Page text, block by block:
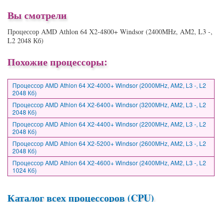
Вы смотрели
Процессор AMD Athlon 64 X2-4800+ Windsor (2400MHz, AM2, L3 -,
L2 2048 Кб)
Похожие процессоры:
Процессор AMD Athlon 64 X2-4000+ Windsor (2000MHz, AM2, L3 -, L2
2048 Кб)
Процессор AMD Athlon 64 X2-6400+ Windsor (3200MHz, AM2, L3 -, L2
2048 Кб)
Процессор AMD Athlon 64 X2-4400+ Windsor (2200MHz, AM2, L3 -, L2
2048 Кб)
Процессор AMD Athlon 64 X2-5200+ Windsor (2600MHz, AM2, L3 -, L2
2048 Кб)
Процессор AMD Athlon 64 X2-4600+ Windsor (2400MHz, AM2, L3 -, L2
1024 Кб)
Каталог всех процессоров (CPU)